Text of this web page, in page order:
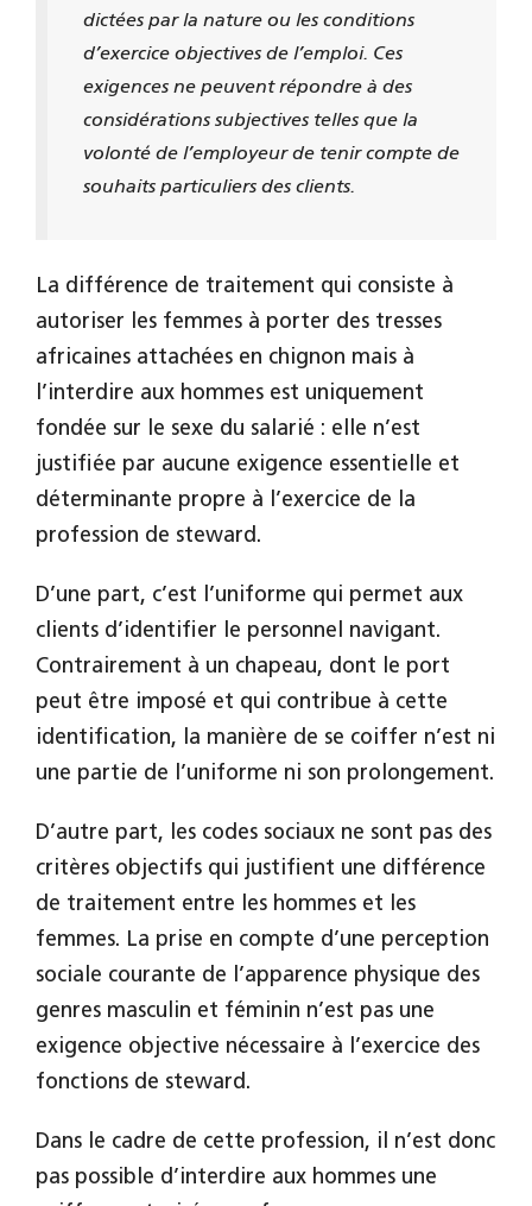
dictées par la nature ou les conditions
d’exercice objectives de l’emploi. Ces
exigences ne peuvent répondre à des
considérations subjectives telles que la
volonté de l’employeur de tenir compte de
souhaits particuliers des clients.
La différence de traitement qui consiste à
autoriser les femmes à porter des tresses
africaines attachées en chignon mais à
l’interdire aux hommes est uniquement
fondée sur le sexe du salarié : elle n’est
justifiée par aucune exigence essentielle et
déterminante propre à l’exercice de la
profession de steward.
D’une part, c’est l’uniforme qui permet aux
clients d’identifier le personnel navigant.
Contrairement à un chapeau, dont le port
peut être imposé et qui contribue à cette
identification, la manière de se coiffer n’est ni
une partie de l’uniforme ni son prolongement.
D’autre part, les codes sociaux ne sont pas des
critères objectifs qui justifient une différence
de traitement entre les hommes et les
femmes. La prise en compte d’une perception
sociale courante de l’apparence physique des
genres masculin et féminin n’est pas une
exigence objective nécessaire à l’exercice des
fonctions de steward.
Dans le cadre de cette profession, il n’est donc
pas possible d’interdire aux hommes une